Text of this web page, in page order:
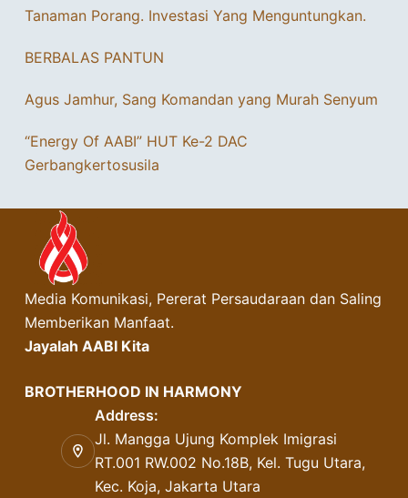
Tanaman Porang. Investasi Yang Menguntungkan.
BERBALAS PANTUN
Agus Jamhur, Sang Komandan yang Murah Senyum
“Energy Of AABI” HUT Ke-2 DAC
Gerbangkertosusila
Media Komunikasi, Pererat Persaudaraan dan Saling
Memberikan Manfaat.
Jayalah AABI Kita
BROTHERHOOD IN HARMONY
Address:
Jl. Mangga Ujung Komplek Imigrasi
RT.001 RW.002 No.18B, Kel. Tugu Utara,
Kec. Koja, Jakarta Utara